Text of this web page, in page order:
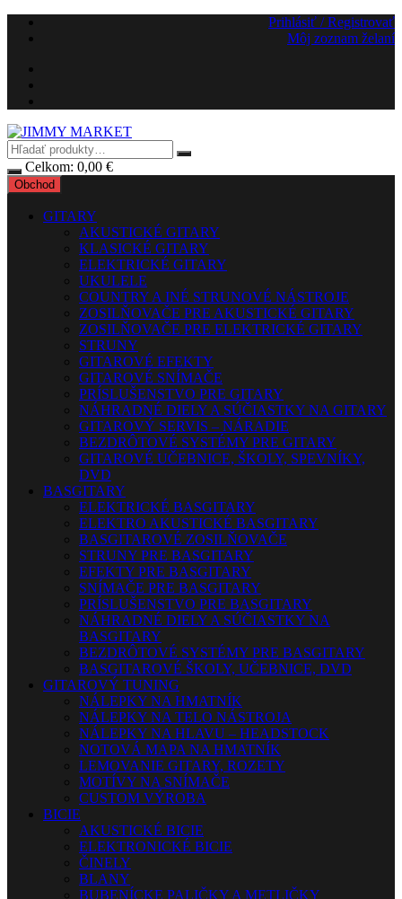
Preskočiť
Prihlásiť / Registrovať
Môj zoznam želaní
Celkom: 0,00 €
Obchod
GITARY
AKUSTICKÉ GITARY
KLASICKÉ GITARY
ELEKTRICKÉ GITARY
UKULELE
COUNTRY A INÉ STRUNOVÉ NÁSTROJE
ZOSILŇOVAČE PRE AKUSTICKÉ GITARY
ZOSILŇOVAČE PRE ELEKTRICKÉ GITARY
STRUNY
GITAROVÉ EFEKTY
GITAROVÉ SNÍMAČE
PRÍSLUŠENSTVO PRE GITARY
NÁHRADNÉ DIELY A SÚČIASTKY NA GITARY
GITAROVÝ SERVIS – NÁRADIE
BEZDRÔTOVÉ SYSTÉMY PRE GITARY
GITAROVÉ UČEBNICE, ŠKOLY, SPEVNÍKY,
DVD
BASGITARY
ELEKTRICKÉ BASGITARY
ELEKTRO AKUSTICKÉ BASGITARY
BASGITAROVÉ ZOSILŇOVAČE
STRUNY PRE BASGITARY
EFEKTY PRE BASGITARY
SNÍMAČE PRE BASGITARY
PRÍSLUŠENSTVO PRE BASGITARY
NÁHRADNÉ DIELY A SÚČIASTKY NA
BASGITARY
BEZDRÔTOVÉ SYSTÉMY PRE BASGITARY
BASGITAROVÉ ŠKOLY, UČEBNICE, DVD
GITAROVÝ TUNING
NÁLEPKY NA HMATNÍK
NÁLEPKY NA TELO NÁSTROJA
NÁLEPKY NA HLAVU – HEADSTOCK
NOTOVÁ MAPA NA HMATNÍK
LEMOVANIE GITARY, ROZETY
MOTÍVY NA SNÍMAČE
CUSTOM VÝROBA
BICIE
AKUSTICKÉ BICIE
ELEKTRONICKÉ BICIE
ČINELY
BLANY
BUBENÍCKE PALIČKY A METLIČKY